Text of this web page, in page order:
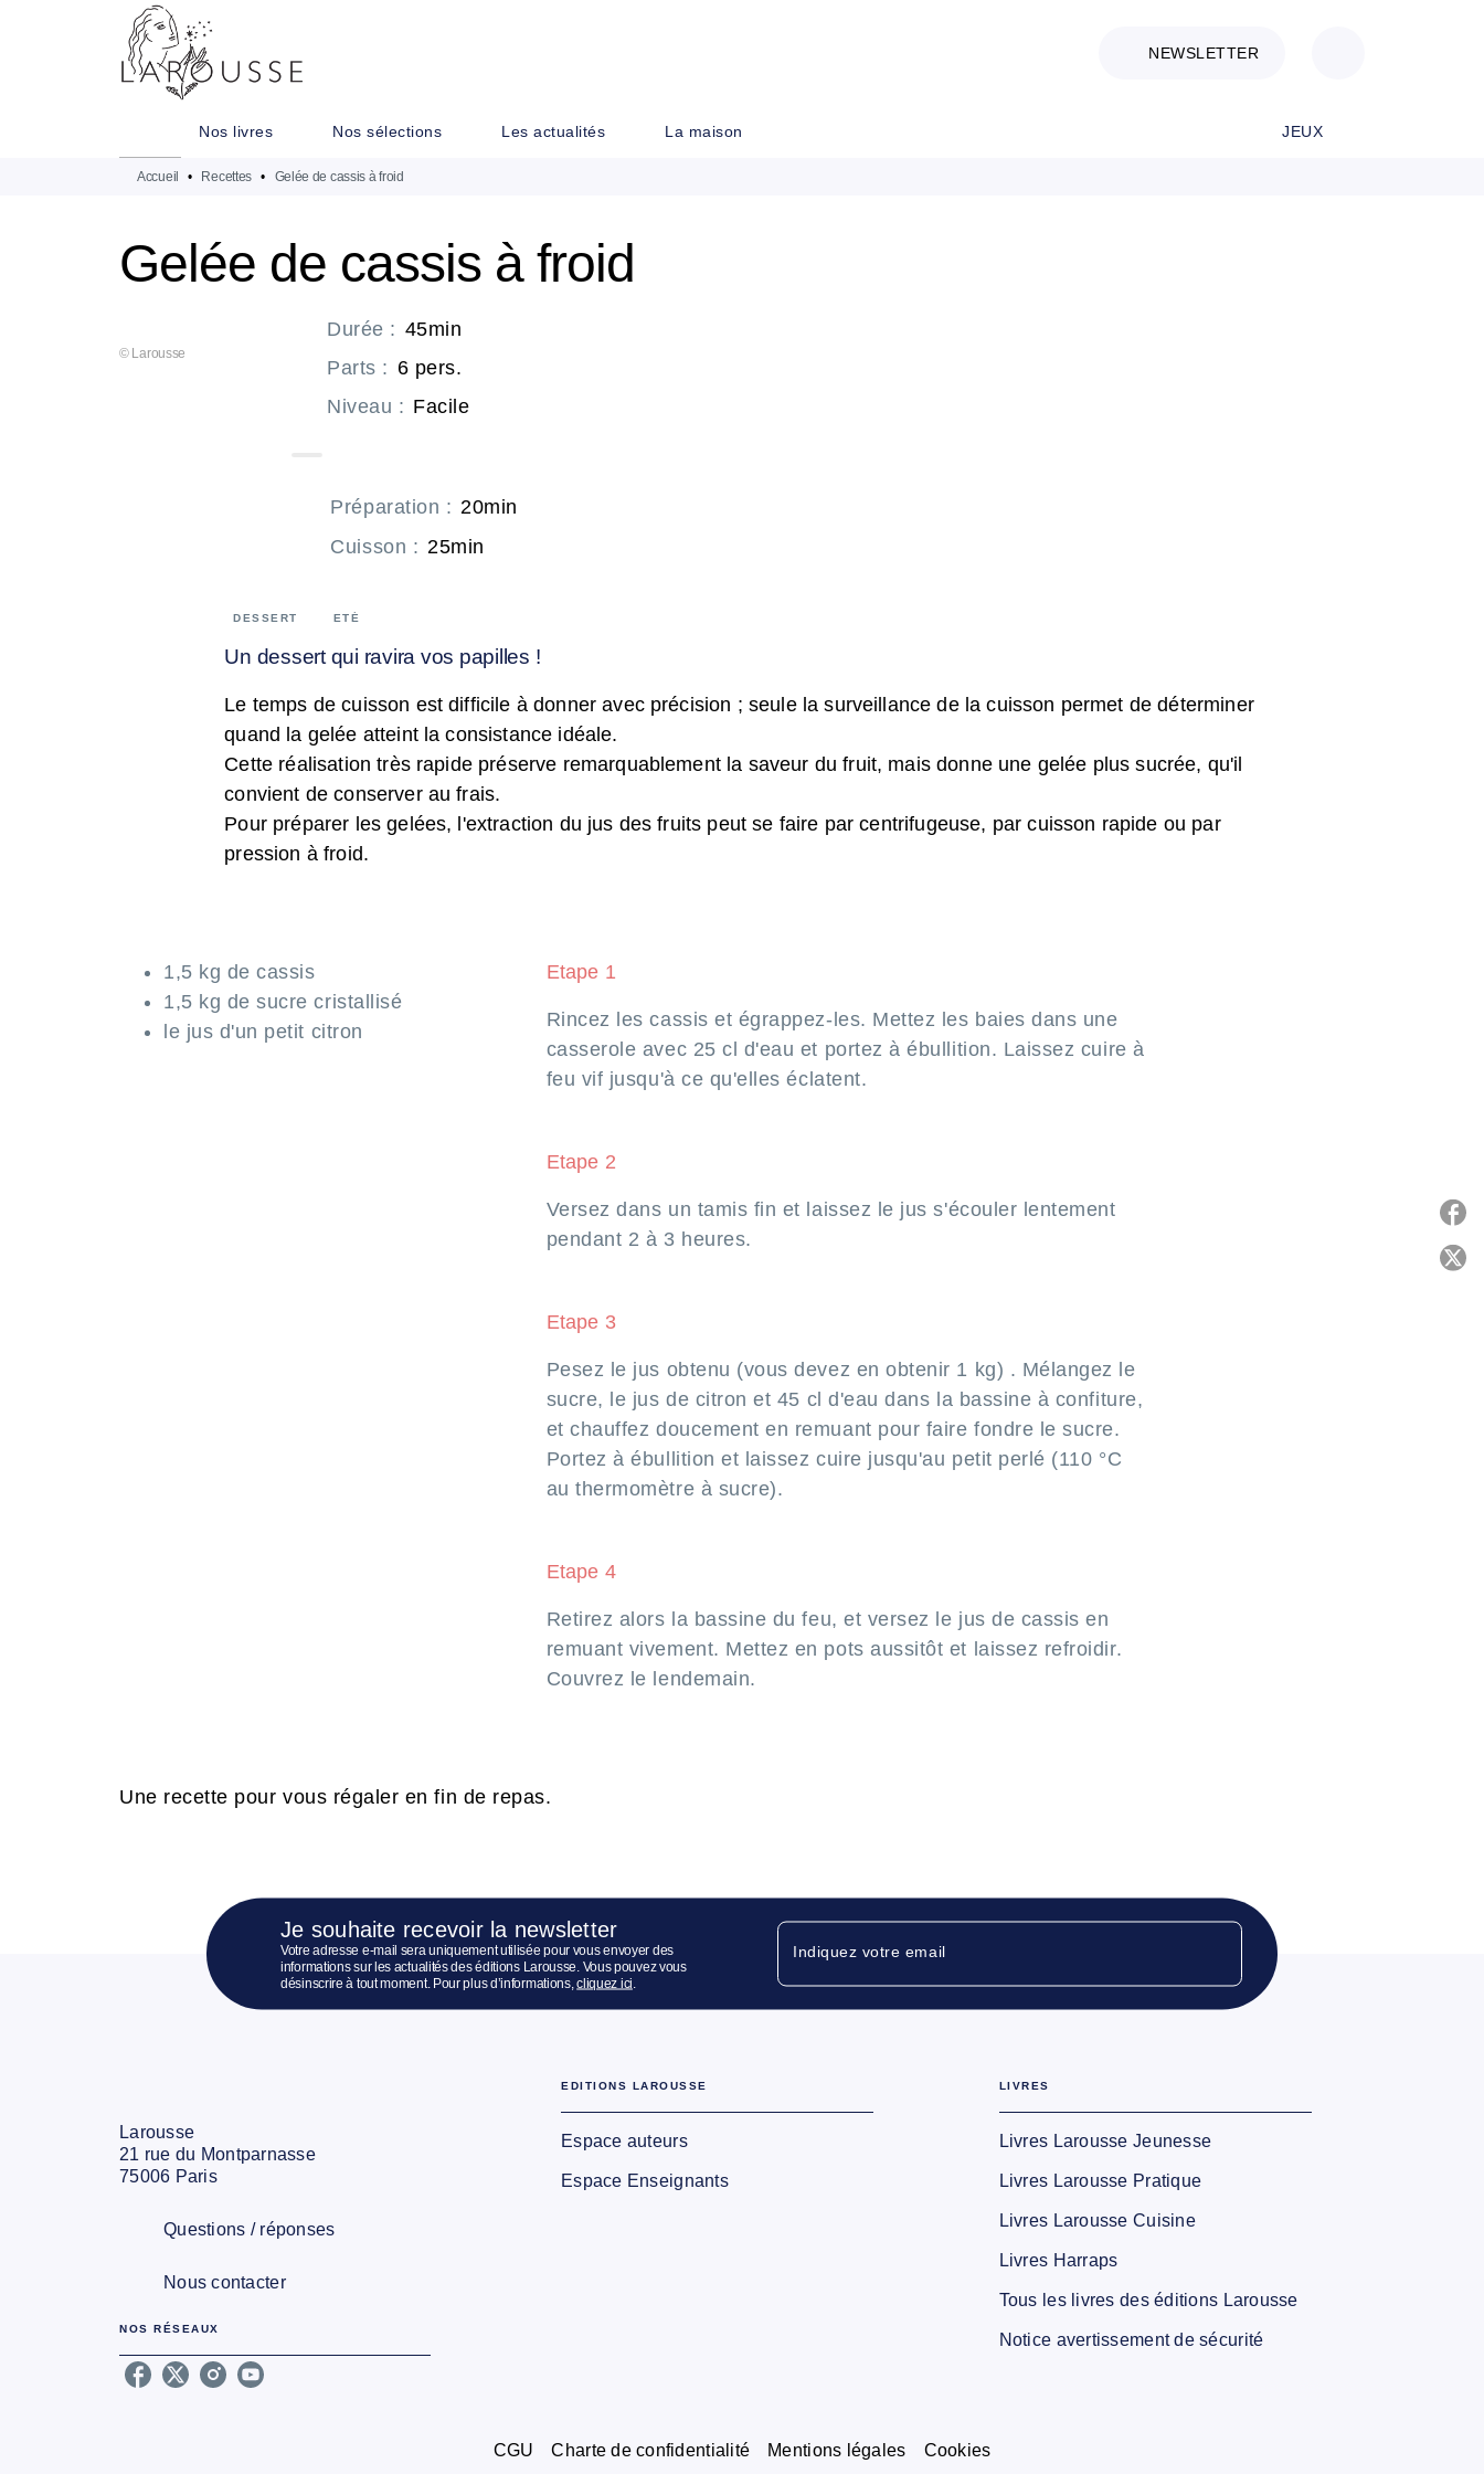
MENU
NEWSLETTER
Nos livres Nos sélections Les actualités La maison JEUX
Accueil • Recettes • Gelée de cassis à froid
Gelée de cassis à froid
© Larousse
Durée : 45min
Parts : 6 pers.
Niveau : Facile
Préparation : 20min
Cuisson : 25min
DESSERT ETÉ
Un dessert qui ravira vos papilles !
Le temps de cuisson est difficile à donner avec précision ; seule la surveillance de la cuisson permet de déterminer
quand la gelée atteint la consistance idéale.
Cette réalisation très rapide préserve remarquablement la saveur du fruit, mais donne une gelée plus sucrée, qu'il
convient de conserver au frais.
Pour préparer les gelées, l'extraction du jus des fruits peut se faire par centrifugeuse, par cuisson rapide ou par
pression à froid.
1,5 kg de cassis
1,5 kg de sucre cristallisé
le jus d'un petit citron
Etape 1
Rincez les cassis et égrappez-les. Mettez les baies dans une
casserole avec 25 cl d'eau et portez à ébullition. Laissez cuire à
feu vif jusqu'à ce qu'elles éclatent.
Etape 2
Versez dans un tamis fin et laissez le jus s'écouler lentement
pendant 2 à 3 heures.
Etape 3
Pesez le jus obtenu (vous devez en obtenir 1 kg) . Mélangez le
sucre, le jus de citron et 45 cl d'eau dans la bassine à confiture,
et chauffez doucement en remuant pour faire fondre le sucre.
Portez à ébullition et laissez cuire jusqu'au petit perlé (110 °C
au thermomètre à sucre).
Etape 4
Retirez alors la bassine du feu, et versez le jus de cassis en
remuant vivement. Mettez en pots aussitôt et laissez refroidir.
Couvrez le lendemain.
Une recette pour vous régaler en fin de repas.
Je souhaite recevoir la newsletter
Votre adresse e-mail sera uniquement utilisée pour vous envoyer des
informations sur les actualités des éditions Larousse. Vous pouvez vous
désinscrire à tout moment. Pour plus d’informations,cliquez ici
Indiquez votre email
Larousse
21 rue du Montparnasse
75006 Paris
Questions / réponses
Nous contacter
NOS RÉSEAUX
EDITIONS LAROUSSE
Espace auteurs
Espace Enseignants
LIVRES
Livres Larousse Jeunesse
Livres Larousse Pratique
Livres Larousse Cuisine
Livres Harraps
Tous les livres des éditions Larousse
Notice avertissement de sécurité
CGU Charte de confidentialité Mentions légales Cookies